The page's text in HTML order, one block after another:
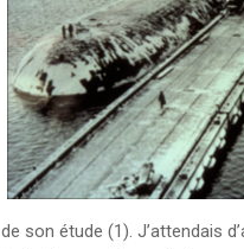
de son étude (1). J’attendais